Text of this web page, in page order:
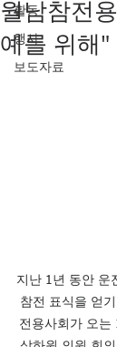
활동
행사
보도자료
월남참전
예를 위해"
지난 1년 동안 운
참전 표식을 얻
전용사회가 오는